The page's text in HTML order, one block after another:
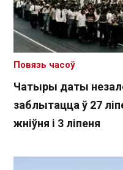
Чатыры даты
заблытацца ў 27
жніўня і 3 ліпеня
Повязь часоў